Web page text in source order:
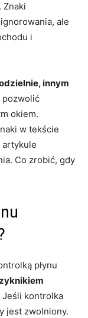
. Znaki
ale
i
innym
pozwolić
okiem.
w tekście
artykule
Co zrobić, gdy
płynu
Jeśli kontrolka
jest zwolniony.